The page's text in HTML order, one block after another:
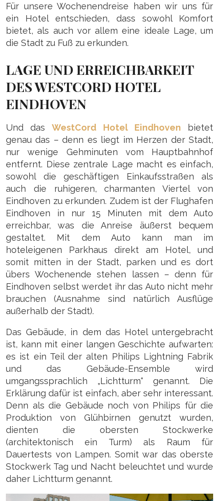
Für unsere Wochenendreise haben wir uns für
ein Hotel entschieden, dass sowohl Komfort
bietet, als auch vor allem eine ideale Lage, um
die Stadt zu Fuß zu erkunden.
LAGE UND ERREICHBARKEIT
DES WESTCORD HOTEL
EINDHOVEN
Und dasWestCord Hotel Eindhoven bietet
genau das – denn es liegt im Herzen der Stadt,
nur wenige Gehminuten vom Hauptbahnhof
entfernt. Diese zentrale Lage macht es einfach,
sowohl die geschäftigen Einkaufsstraßen als
auch die ruhigeren, charmanten Viertel von
Eindhoven zu erkunden. Zudem ist der Flughafen
Eindhoven in nur 15 Minuten mit dem Auto
erreichbar, was die Anreise äußerst bequem
gestaltet. Mit dem Auto kann man im
hoteleigenen Parkhaus direkt am Hotel, und
somit mitten in der Stadt, parken und es dort
übers Wochenende stehen lassen – denn für
Eindhoven selbst werdet ihr das Auto nicht mehr
brauchen (Ausnahme sind natürlich Ausflüge
außerhalb der Stadt).
Das Gebäude, in dem das Hotel untergebracht
ist, kann mit einer langen Geschichte aufwarten:
es ist ein Teil der alten Philips Lightning Fabrik
und das Gebäude-Ensemble wird
umgangssprachlich „Lichtturm“ genannt. Die
Erklärung dafür ist einfach, aber sehr interessant.
Denn als die Gebäude noch von Philips für die
Produktion von Glühbirnen genutzt wurden,
dienten die obersten Stockwerke
(architektonisch ein Turm) als Raum für
Dauertests von Lampen. Somit war das oberste
Stockwerk Tag und Nacht beleuchtet und wurde
daher Lichtturm genannt.